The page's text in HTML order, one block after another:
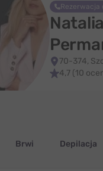
Rezerwacja
70-374,
4,7 (10
Brwi Depilacja